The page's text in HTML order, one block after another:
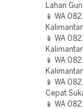
Lahan
📱 WA
📱 WA
📱 WA
📱 WA
Cepat
📱 WA